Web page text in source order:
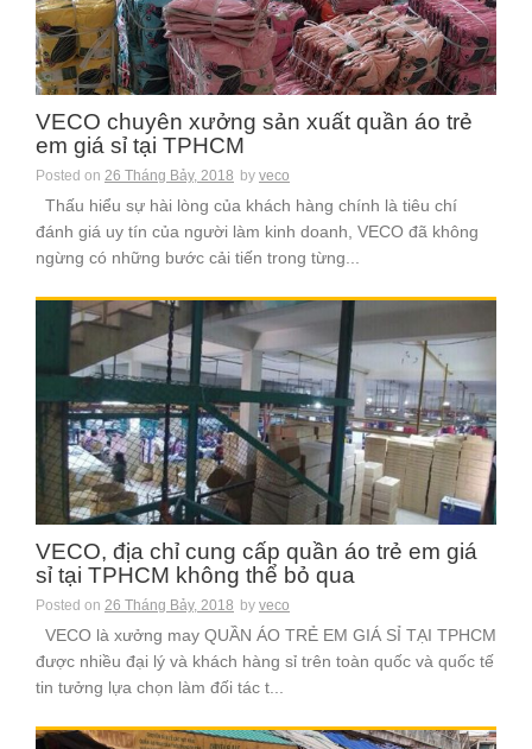
VECO chuyên xưởng sản xuất quần áo trẻ
em giá sỉ tại TPHCM
Posted on 26 Tháng Bảy, 2018 by veco
Thấu hiểu sự hài lòng của khách hàng chính là tiêu chí
đánh giá uy tín của người làm kinh doanh, VECO đã không
ngừng có những bước cải tiến trong từng...
VECO, địa chỉ cung cấp quần áo trẻ em giá
sỉ tại TPHCM không thể bỏ qua
Posted on 26 Tháng Bảy, 2018 by veco
VECO là xưởng may QUẦN ÁO TRẺ EM GIÁ SỈ TẠI TPHCM
được nhiều đại lý và khách hàng sỉ trên toàn quốc và quốc tế
tin tưởng lựa chọn làm đối tác t...